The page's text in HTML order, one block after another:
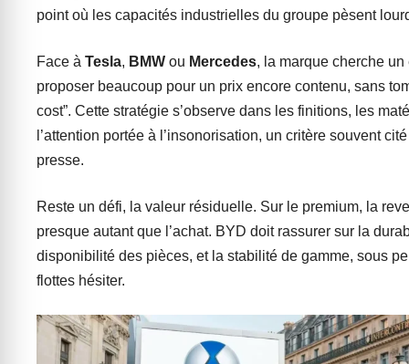
point où les capacités industrielles du groupe pèsent
Face à Tesla, BMW ou Mercedes, la marque cherche
proposer beaucoup pour un prix encore contenu, sans
cost”. Cette stratégie s’observe dans les finitions, les
l’attention portée à l’insonorisation, un critère souvent
presse.
Reste un défi, la valeur résiduelle. Sur le premium, la
presque autant que l’achat. BYD doit rassurer sur la
disponibilité des pièces, et la stabilité de gamme, sous
flottes hésiter.